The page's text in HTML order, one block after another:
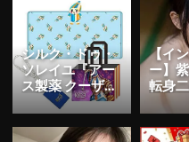
シルク・ドゥ・
ソレイユ『アー
ス製薬 クーザ』
東京公演の日程
＆チケット情報
解禁！日...
【イ
ー】
転身
っと
だく
に」